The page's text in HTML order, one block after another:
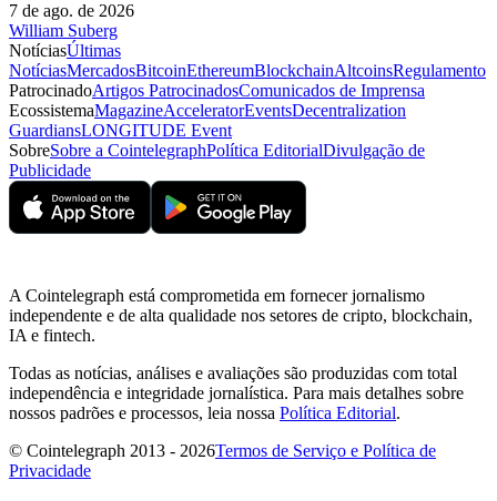
7 de ago. de 2026
William Suberg
NotíciasÚltimas
NotíciasMercadosBitcoinEthereumBlockchainAltcoinsRegulamento
PatrocinadoArtigos PatrocinadosComunicados de Imprensa
EcossistemaMagazineAcceleratorEventsDecentralization
GuardiansLONGITUDE Event
SobreSobre a CointelegraphPolítica EditorialDivulgação de
Publicidade
A Cointelegraph está comprometida em fornecer jornalismo
independente e de alta qualidade nos setores de cripto, blockchain,
IA e fintech.
Todas as notícias, análises e avaliações são produzidas com total
independência e integridade jornalística. Para mais detalhes sobre
nossos padrões e processos, leia nossa Política Editorial.
© Cointelegraph 2013 - 2026Termos de Serviço e Política de
Privacidade